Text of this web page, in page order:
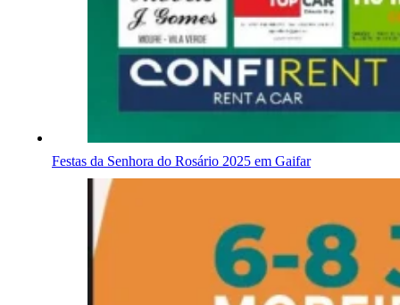
Festas da Senhora do Rosário 2025 em Gaifar